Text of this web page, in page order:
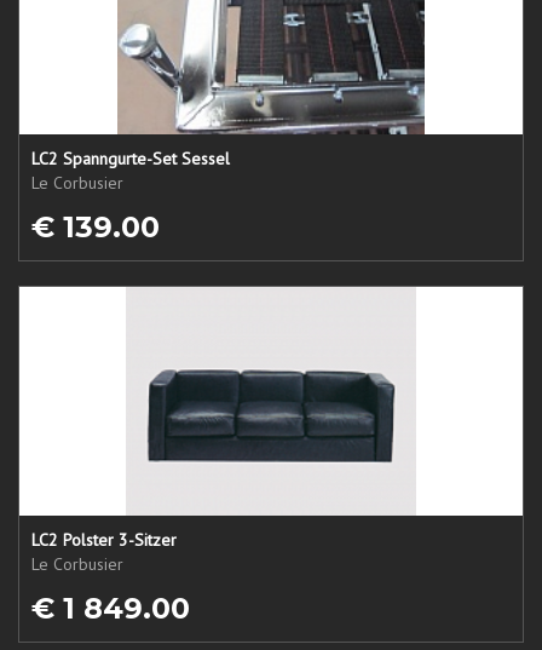
LC2 Spanngurte-Set Sessel
Le Corbusier
€ 139.00
LC2 Polster 3-Sitzer
Le Corbusier
€ 1 849.00